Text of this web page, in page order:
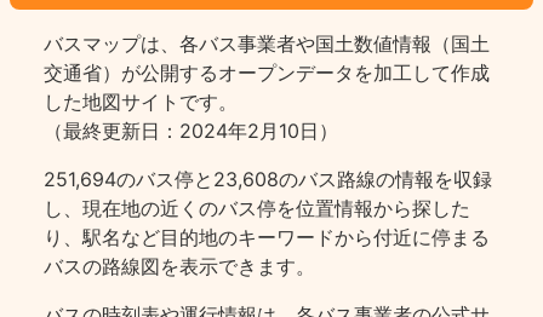
バスマップは、各バス事業者や国土数値情報（国土
交通省）が公開するオープンデータを加工して作成
した地図サイトです。
（最終更新日：2024年2月10日）
251,694のバス停と23,608のバス路線の情報を収録
し、現在地の近くのバス停を位置情報から探した
り、駅名など目的地のキーワードから付近に停まる
バスの路線図を表示できます。